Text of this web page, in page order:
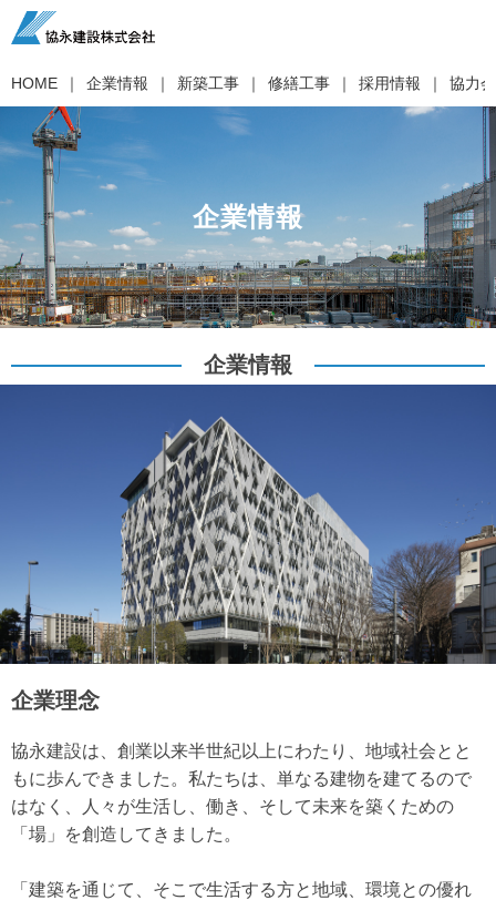
HOME 企業情報 新築工事 修繕工事 採用情報 協力
企業情報
企業情報
企業理念
協永建設は、創業以来半世紀以上にわたり、地域社会とと
もに歩んできました。私たちは、単なる建物を建てるので
はなく、人々が生活し、働き、そして未来を築くための
「場」を創造してきました。
「建築を通じて、そこで生活する方と地域、環境との優れ